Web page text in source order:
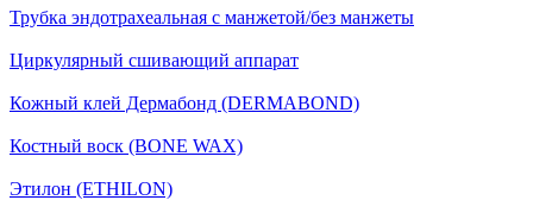
Трубка эндотрахеальная с манжетой/без манжеты
Циркулярный сшивающий аппарат
Кожный клей Дермабонд (DERMABOND)
Костный воск (BONE WAX)
Этилон (ETHILON)